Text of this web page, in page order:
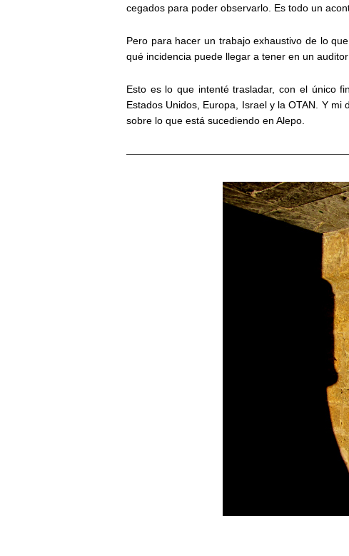
cegados para poder observarlo. Es todo un
Pero para hacer un trabajo exhaustivo de lo
qué incidencia puede llegar a tener en un
Esto es lo que intenté trasladar, con el único
Estados Unidos, Europa, Israel y la OTAN. Y
sobre lo que está sucediendo en Alepo.